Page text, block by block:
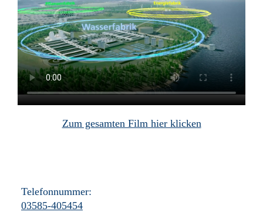
Zum gesamten Film hier klicken
Telefonnummer:
03585-405454